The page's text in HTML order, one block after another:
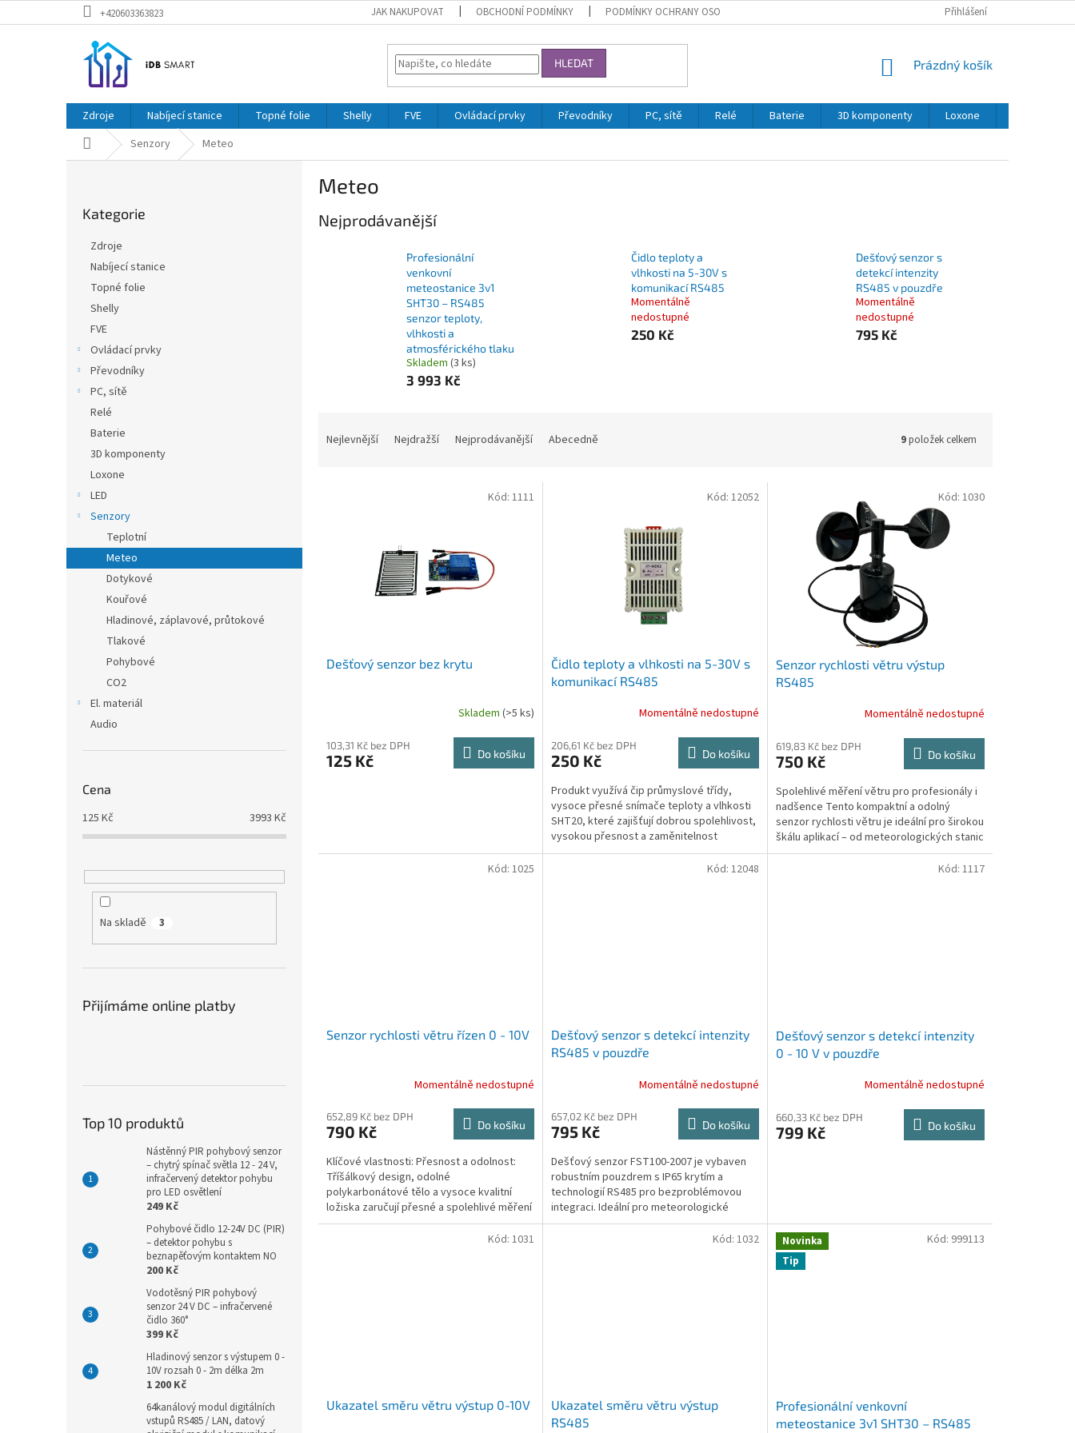
na
+420603363823 JAK NAKUPOVAT OBCHODNÍ PODMÍNKY PODMÍNKY OCHRANY OSOBNÍCH ÚDAJŮ Přihlášení
HLEDAT
NÁKUPNÍ
Prázdný košík
Zdroje Nabíjecí stanice Topné folie Shelly FVE Ovládací prvky Převodníky PC, sítě Relé Baterie 3D komponenty Loxone
Domů Senzory Meteo
kategorie
Kategorie
Zdroje
Nabíjecí stanice
Topné folie
Shelly
FVE
Ovládací prvky
Převodníky
PC, sítě
Relé
Baterie
3D komponenty
Loxone
LED
Senzory
Teplotní
Meteo
Dotykové
Kouřové
Hladinové, záplavové, průtokové
Tlakové
Pohybové
CO2
El. materiál
Audio
Cena
125 Kč 3993 Kč
Na skladě 3
Přijímáme online platby
Top 10 produktů
Nástěnný PIR pohybový senzor
– chytrý spínač světla 12 - 24 V,
infračervený detektor pohybu
pro LED osvětlení
249 Kč
Pohybové čidlo 12-24V DC (PIR)
– detektor pohybu s
beznapěťovým kontaktem NO
200 Kč
Vodotěsný PIR pohybový
senzor 24 V DC – infračervené
čidlo 360°
399 Kč
Hladinový senzor s výstupem 0 -
10V rozsah 0 - 2m délka 2m
1 200 Kč
64kanálový modul digitálních
vstupů RS485 / LAN, datový
Meteo
Nejprodávanější
Profesionální
venkovní
meteostanice 3v1
SHT30 – RS485
senzor teploty,
vlhkosti a
atmosférického tlaku
Skladem (3 ks)
3 993 Kč
Čidlo teploty a
vlhkosti na 5-30V s
komunikací RS485
Momentálně
nedostupné
250 Kč
Dešťový senzor s
detekcí intenzity
RS485 v pouzdře
Momentálně
nedostupné
795 Kč
Nejlevnější Nejdražší Nejprodávanější Abecedně 9položek celkem
Dešťový senzor bez krytu
Skladem (>5 ks)
103,31 Kč bez DPH
125 Kč Do košíku
Kód: 1111
Čidlo teploty a vlhkosti na 5-30V s
komunikací RS485
Momentálně nedostupné
206,61 Kč bez DPH
250 Kč Do košíku
Produkt využívá čip průmyslové třídy,
vysoce přesné snímače teploty a vlhkosti
SHT20, které zajišťují dobrou spolehlivost,
vysokou přesnost a zaměnitelnost
produktů. Přijměte...
Kód: 12052
Senzor rychlosti větru výstup
RS485
Momentálně nedostupné
619,83 Kč bez DPH
750 Kč Do košíku
Spolehlivé měření větru pro profesionály i
nadšence Tento kompaktní a odolný
senzor rychlosti větru je ideální pro širokou
škálu aplikací – od meteorologických stanic
a...
Kód: 1030
Senzor rychlosti větru řízen 0 - 10V
Momentálně nedostupné
652,89 Kč bez DPH
790 Kč Do košíku
Klíčové vlastnosti: Přesnost a odolnost:
Tříšálkový design, odolné
polykarbonátové tělo a vysoce kvalitní
ložiska zaručují přesné a spolehlivé měření
i v náročných podmínkách....
Kód: 1025
Dešťový senzor s detekcí intenzity
RS485 v pouzdře
Momentálně nedostupné
657,02 Kč bez DPH
795 Kč Do košíku
Dešťový senzor FST100-2007 je vybaven
robustním pouzdrem s IP65 krytím a
technologií RS485 pro bezproblémovou
integraci. Ideální pro meteorologické
stanice a automatizované...
Kód: 12048
Dešťový senzor s detekcí intenzity
0 - 10 V v pouzdře
Momentálně nedostupné
660,33 Kč bez DPH
799 Kč Do košíku
Kód: 1117
Ukazatel směru větru výstup 0-10V
Kód: 1031
Ukazatel směru větru výstup
RS485
Kód: 1032
Novinka
Tip
Profesionální venkovní
meteostanice 3v1 SHT30 – RS485
Kód: 999113